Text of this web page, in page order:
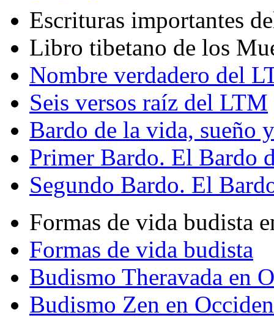
Escrituras importantes
Libro tibetano de los
Nombre verdadero del
Seis versos raíz del LTM
Bardo de la vida, sueño
Primer Bardo. El Bardo
Segundo Bardo. El
Formas de vida budista
Formas de vida budista
Budismo Theravada en
Budismo Zen en